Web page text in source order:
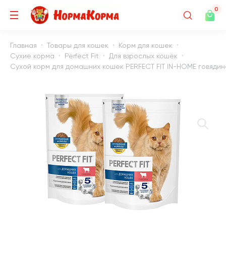
0
Главная Товары для кошек
Корм для кошек
Сухие корма
Perfect Fit
Для взрослых кошек
Сухой корм для домашних кошек PERFECT FIT IN-HOME